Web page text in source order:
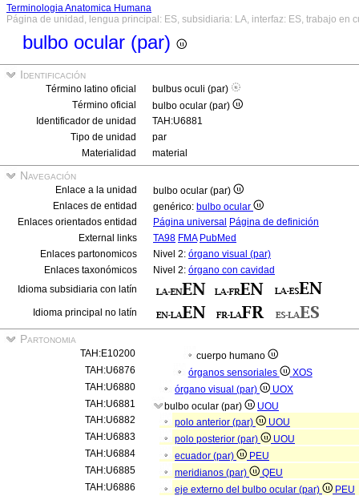
Terminologia Anatomica Humana
Página de unidad, lengua principal: ES, subsidiaria: LA, interfaz: ES, trabajo en
bulbo ocular (par)
Identificación
Término latino oficial
bulbus oculi (par)
Término oficial
bulbo ocular (par)
Identificador de unidad
TAH:U6881
Tipo de unidad
par
Materialidad
material
Navegación
Enlace a la unidad
bulbo ocular (par)
Enlaces de entidad
genérico: bulbo ocular
Enlaces orientados entidad
Página universal Página de definición
External links
TA98 FMA PubMed
Enlaces partonomicos
Nivel 2: órgano visual (par)
Enlaces taxonómicos
Nivel 2: órgano con cavidad
Idioma subsidiaria con latín
Idioma principal no latín
Partonomia
TAH:E10200
cuerpo humano
TAH:U6876
órganos sensoriales
XOS
TAH:U6880
órgano visual (par)
UOX
TAH:U6881
bulbo ocular (par)
UOU
TAH:U6882
polo anterior (par)
UOU
TAH:U6883
polo posterior (par)
UOU
TAH:U6884
ecuador (par)
PEU
TAH:U6885
meridianos (par)
QEU
TAH:U6886
eje externo del bulbo ocular (par)
PEU